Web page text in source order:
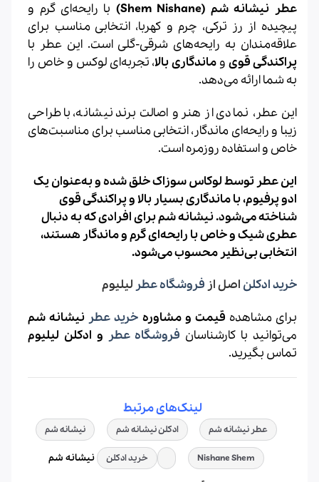
عطر نیشانه شم (Shem Nishane)
با رایحه‌ای گرم و
پیچیده از رز ترکی، چرم و کهربا، انتخابی مناسب برای
علاقه‌مندان به رایحه‌های شرقی-گلی است. این عطر با
پراکندگی قوی و ماندگاری بالا، تجربه‌ای لوکس و خاص را
به شما ارائه می‌دهد.
این عطر، نمادی از هنر و اصالت برند نیشانه، با طراحی
زیبا و رایحه‌ای ماندگار، انتخابی مناسب برای مناسبت‌های
خاص و استفاده روزمره است.
این عطر توسط لوکاس سوزاک خلق شده و به‌عنوان یک
ادو پرفیوم، با ماندگاری بسیار بالا و پراکندگی قوی
شناخته می‌شود. نیشانه شم برای افرادی که به دنبال
عطری شیک و خاص با رایحه‌ای گرم و ماندگار هستند،
انتخابی بی‌نظیر محسوب می‌شود.
خرید ادکلن اصل از فروشگاه عطر لیلیوم
برای مشاهده قیمت و مشاوره خرید عطر نیشانه شم
می‌توانید با کارشناسان فروشگاه عطر و ادکلن لیلیوم
تماس بگیرید.
لینک‌های مرتبط
عطر نیشانه شم ادکلن نیشانه شم نیشانه شم
Nishane Shem خرید ادکلن نیشانه شم